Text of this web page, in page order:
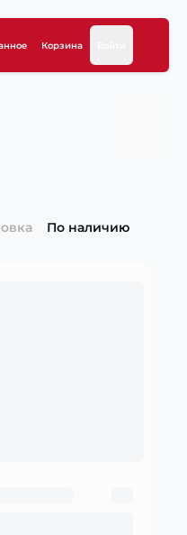
Корзина
По наличию